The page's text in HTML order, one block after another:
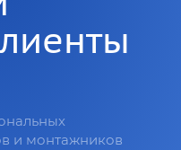
и монтажников